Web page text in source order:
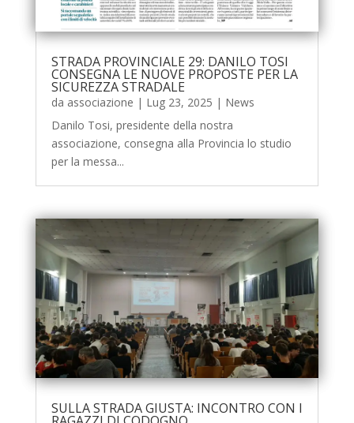
STRADA PROVINCIALE 29: DANILO TOSI
CONSEGNA LE NUOVE PROPOSTE PER LA
SICUREZZA STRADALE
da associazione | Lug 23, 2025 | News
Danilo Tosi, presidente della nostra
associazione, consegna alla Provincia lo studio
per la messa...
SULLA STRADA GIUSTA: INCONTRO CON I